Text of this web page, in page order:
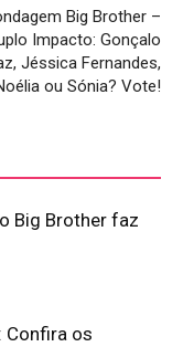
Big Brother –
Impacto: Gonçalo
Jéssica Fernandes,
ou Sónia? Vote!
Big Brother faz
Confira os